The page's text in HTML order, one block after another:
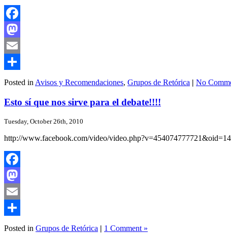
Facebook
Mastodon
Email
Share
Posted in Avisos y Recomendaciones, Grupos de Retórica | No
Esto sí que nos sirve para el debate!!!!
Tuesday, October 26th, 2010
http://www.facebook.com/video/
Facebook
Mastodon
Email
Share
Posted in Grupos de Retórica | 1 Comment »